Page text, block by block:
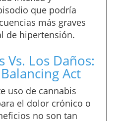
que podría
más graves
de hipertensión.
Vs. Los Daños:
Act
uso de cannabis
el dolor crónico o
no son tan